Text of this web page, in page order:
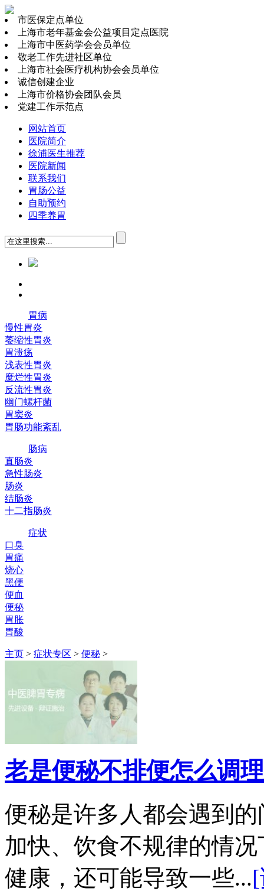
市医保定点单位
上海市老年基金会公益项目定点医院
上海市中医药学会会员单位
敬老工作先进社区单位
上海市社会医疗机构协会会员单位
诚信创建企业
上海市价格协会团队会员
党建工作示范点
网站首页
医院简介
徐浦医生推荐
医院新闻
联系我们
胃肠公益
自助预约
四季养胃
胃病
慢性胃炎
萎缩性胃炎
胃溃疡
浅表性胃炎
糜烂性胃炎
反流性胃炎
幽门螺杆菌
胃窦炎
胃肠功能紊乱
肠病
直肠炎
急性肠炎
肠炎
结肠炎
十二指肠炎
症状
口臭
胃痛
烧心
黑便
便血
便秘
胃胀
胃酸
主页 > 症状专区 > 便秘 >
老是便秘不排便怎么调理
便秘是许多人都会遇到
加快、饮食不规律的情
健康，还可能导致一些...